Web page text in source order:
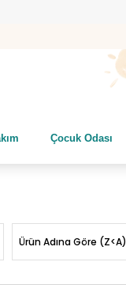
Çocuk Odası
Ürün Adına Göre (Z<A)